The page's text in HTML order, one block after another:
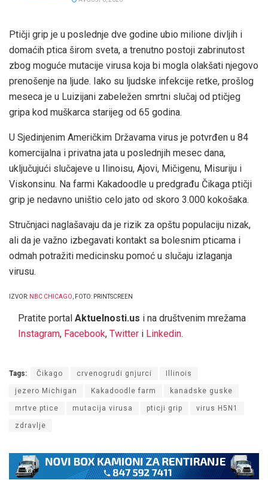
Ptičji grip je u poslednje dve godine ubio milione divljih i
domaćih ptica širom sveta, a trenutno postoji zabrinutost
zbog moguće mutacije virusa koja bi mogla olakšati njegovo
prenošenje na ljude. Iako su ljudske infekcije retke, prošlog
meseca je u Luizijani zabeležen smrtni slučaj od ptičjeg
gripa kod muškarca starijeg od 65 godina.
U Sjedinjenim Američkim Državama virus je potvrđen u 84
komercijalna i privatna jata u poslednjih mesec dana,
uključujući slučajeve u Ilinoisu, Ajovi, Mičigenu, Misuriju i
Viskonsinu. Na farmi Kakadoodle u predgrađu Čikaga ptičji
grip je nedavno uništio celo jato od skoro 3.000 kokošaka.
Stručnjaci naglašavaju da je rizik za opštu populaciju nizak,
ali da je važno izbegavati kontakt sa bolesnim pticama i
odmah potražiti medicinsku pomoć u slučaju izlaganja
virusu.
IZVOR: NBC CHICAGO , FOTO: PRINTSCREEN
Pratite portal Aktuelnosti.us i na društvenim mrežama
Instagram, Facebook, Twitter i Linkedin.
Tags: Čikago crvenogrudi gnjurci Illinois
jezero Michigan Kakadoodle farm kanadske guske
mrtve ptice mutacija virusa pticji grip virus H5N1
zdravlje